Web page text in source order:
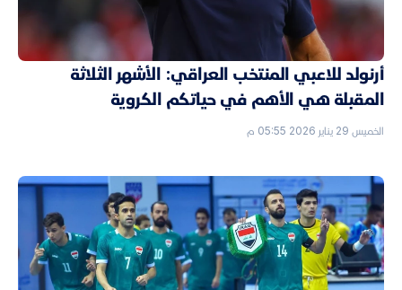
أرنولد للاعبي المنتخب العراقي: الأشهر الثلاثة
المقبلة هي الأهم في حياتكم الكروية
الخميس 29 يناير 2026 05:55 م